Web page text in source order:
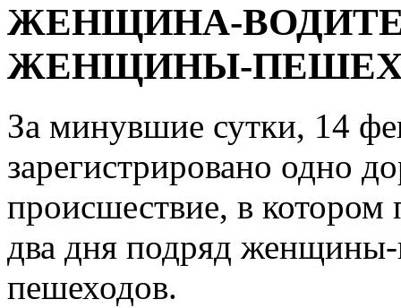
ЖЕНЩИНА-
ЖЕНЩИНЫ-
За минувшие сутки, 14
зарегистрировано одно
происшествие, в
два дня подряд
пешеходов.